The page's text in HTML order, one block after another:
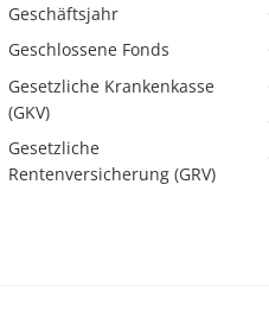
Geschäftsjahr
Geschlossene Fonds
Gesetzliche Krankenkasse
(GKV)
Gesetzliche
Rentenversicherung (GRV)